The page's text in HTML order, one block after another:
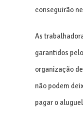
conseguirão
As
garantidos
organização
não podem
pagar o